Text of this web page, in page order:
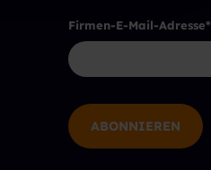
Firmen-E-Mail-Adresse*